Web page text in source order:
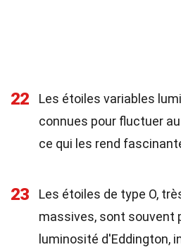
22
Les étoiles variables
connues pour fluctuer
ce qui les rend
23
Les étoiles de type O,
massives, sont souvent
luminosité d'Eddington,